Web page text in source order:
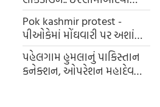
ચર્ચા
બોલાવવી પડી સેના.. જાણો કેમ
?
Pok kashmir protest -
પીઓકેમાં મોંઘવારી પર અશાંતિ,
હજારો લોકો રસ્તા પર ઉતર્યા;
પરિસ્થિતિ વધુ વણસી
પહેલગામ હુમલાનું પાકિસ્તાન
કનેક્શન, ઓપરેશન મહાદેવમાં